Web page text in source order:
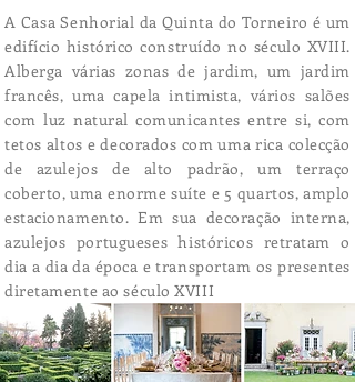
A Casa Senhorial da Quinta do Torneiro é um
edifício histórico construído no século XVIII.
Alberga várias zonas de jardim, um jardim
francês, uma capela intimista, vários salões
com luz natural comunicantes entre si, com
tetos altos e decorados com uma rica colecção
de azulejos de alto padrão, um terraço
coberto, uma enorme suíte e 5 quartos, amplo
estacionamento. Em sua decoração interna,
azulejos portugueses históricos retratam o
dia a dia da época e transportam os presentes
diretamente ao século XVIII